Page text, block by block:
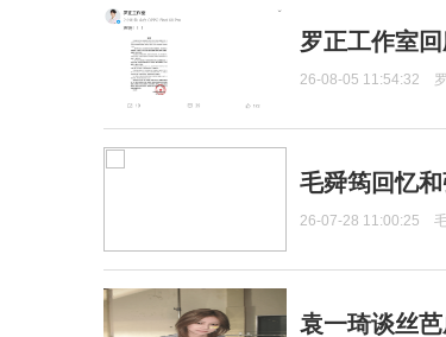
罗正工作室
26-08-05 11:54:32
毛舜筠回忆
26-07-28 11:00:25
袁一琦谈丝